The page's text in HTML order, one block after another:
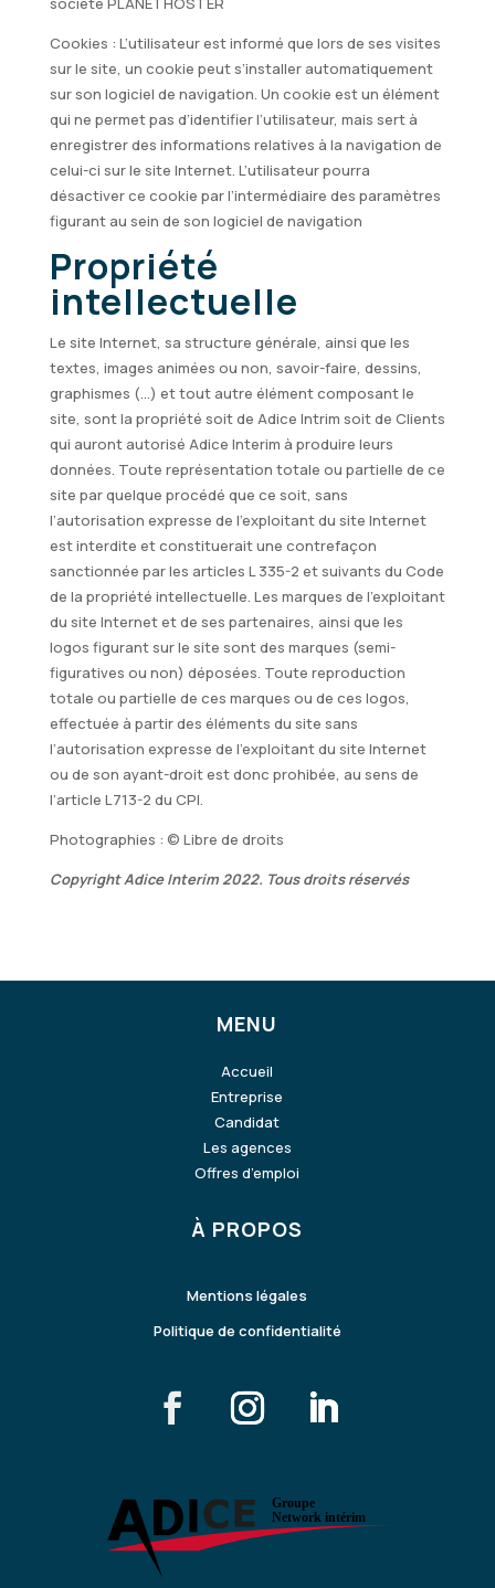
Cookies : L’utilisateur est informé que lors de ses visites
sur le site, un cookie peut s’installer automatiquement
sur son logiciel de navigation. Un cookie est un élément
qui ne permet pas d’identifier l’utilisateur, mais sert à
enregistrer des informations relatives à la navigation de
celui-ci sur le site Internet. L’utilisateur pourra
désactiver ce cookie par l’intermédiaire des paramètres
figurant au sein de son logiciel de navigation
Propriété
intellectuelle
Le site Internet, sa structure générale, ainsi que les
textes, images animées ou non, savoir-faire, dessins,
graphismes (…) et tout autre élément composant le
site, sont la propriété soit de Adice Intrim soit de Clients
qui auront autorisé Adice Interim à produire leurs
données. Toute représentation totale ou partielle de ce
site par quelque procédé que ce soit, sans
l’autorisation expresse de l’exploitant du site Internet
est interdite et constituerait une contrefaçon
sanctionnée par les articles L 335-2 et suivants du Code
de la propriété intellectuelle. Les marques de l’exploitant
du site Internet et de ses partenaires, ainsi que les
logos figurant sur le site sont des marques (semi-
figuratives ou non) déposées. Toute reproduction
totale ou partielle de ces marques ou de ces logos,
effectuée à partir des éléments du site sans
l’autorisation expresse de l’exploitant du site Internet
ou de son ayant-droit est donc prohibée, au sens de
l’article L713-2 du CPI.
Photographies : © Libre de droits
Copyright Adice Interim 2022. Tous droits réservés
MENU
Accueil
Entreprise
Candidat
Les agences
Offres d’emploi
À PROPOS
Mentions légales
Politique de confidentialité